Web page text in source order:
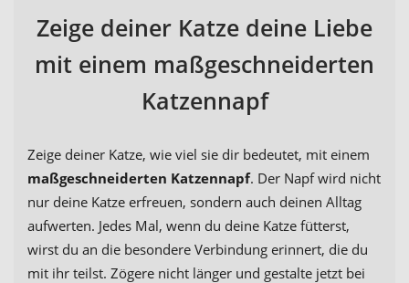
Zeige deiner Katze deine Liebe
mit einem maßgeschneiderten
Katzennapf
Zeige deiner Katze, wie viel sie dir bedeutet, mit einem
maßgeschneiderten Katzennapf. Der Napf wird nicht
nur deine Katze erfreuen, sondern auch deinen Alltag
aufwerten. Jedes Mal, wenn du deine Katze fütterst,
wirst du an die besondere Verbindung erinnert, die du
mit ihr teilst. Zögere nicht länger und gestalte jetzt bei